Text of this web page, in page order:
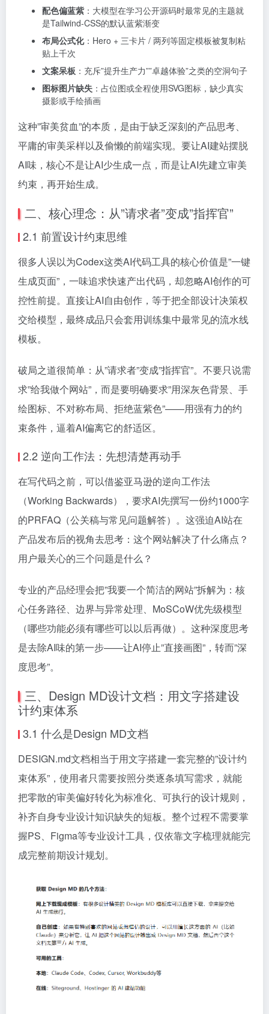
配色偏蓝紫 ：大模型在学习公开源码时最常见的主题就
是Tailwind-CSS的默认蓝紫渐变
布局公式化：Hero + 三卡片 / 两列等固定模板被复制粘
贴上千次
文案呆板 ：充斥”提升生产力””卓越体验”之类的空洞句子
图标图片缺失 ：占位图或全程使用SVG图标，缺少真实
摄影或手绘插画
这种”审美贫血”的本质，是由于缺乏深刻的产品思考、
平庸的审美采样以及偷懒的前端实现。要让AI建站摆脱
AI味，核心不是让AI少生成一点，而是让AI先建立审美
约束，再开始生成。
二、核心理念：从”请求者”变成”指挥官”
2.1 前置设计约束思维
很多人误以为Codex这类AI代码工具的核心价值是”一键
生成页面”，一味追求快速产出代码，却忽略AI创作的可
控性前提。直接让AI自由创作，等于把全部设计决策权
交给模型，最终成品只会套用训练集中最常见的流水线
模板。
破局之道很简单：从”请求者”变成”指挥官”。不要只说需
求”给我做个网站”，而是要明确要求”用深灰色背景、手
绘图标、不对称布局、拒绝蓝紫色”——用强有力的约
束条件，逼着AI偏离它的舒适区。
2.2 逆向工作法：先想清楚再动手
在写代码之前，可以借鉴亚马逊的逆向工作法
（Working Backwards），要求AI先撰写一份约1000字
的PRFAQ（公关稿与常见问题解答）。这强迫AI站在
产品发布后的视角去思考：这个网站解决了什么痛点？
用户最关心的三个问题是什么？
专业的产品经理会把”我要一个简洁的网站”拆解为：核
心任务路径、边界与异常处理、MoSCoW优先级模型
（哪些功能必须有哪些可以以后再做）。这种深度思考
是去除AI味的第一步——让AI停止”直接画图”，转而”深
度思考”。
三、Design MD设计文档：用文字搭建设
计约束体系
3.1 什么是Design MD文档
DESIGN.md文档相当于用文字搭建一套完整的”设计约
束体系”，使用者只需要按照分类逐条填写需求，就能
把零散的审美偏好转化为标准化、可执行的设计规则，
补齐自身专业设计知识缺失的短板。整个过程不需要掌
握PS、Figma等专业设计工具，仅依靠文字梳理就能完
成完整前期设计规划。